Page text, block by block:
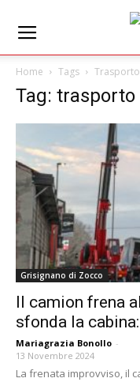
Home Tags
Tag: trasporto
Grisignano di Zocco
Il camion frena
sfonda la
Mariagrazia Bonollo -
13 Novembre 2024
La frenata improvviso, il